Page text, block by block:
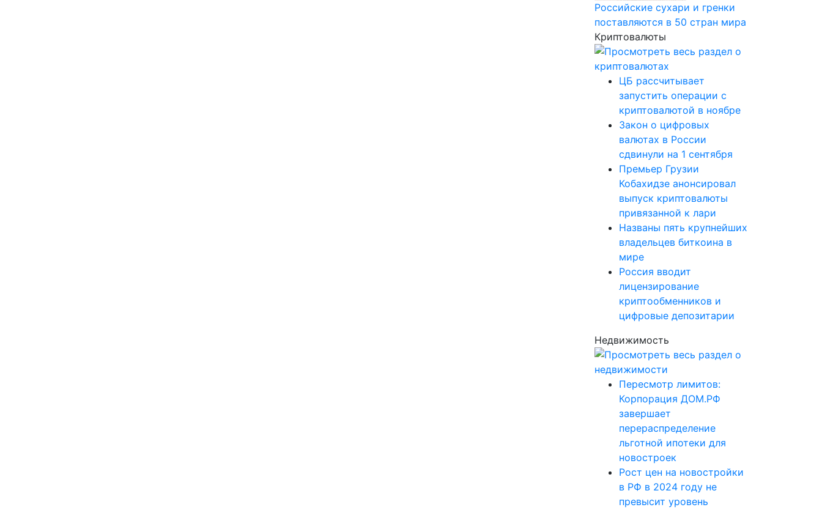
Российские сухари и гренки
поставляются в 50 стран мира
Криптовалюты
ЦБ рассчитывает
запустить операции с
криптовалютой в ноябре
Закон о цифровых
валютах в России
сдвинули на 1 сентября
Премьер Грузии
Кобахидзе анонсировал
выпуск криптовалюты
привязанной к лари
Названы пять крупнейших
владельцев биткоина в
мире
Россия вводит
лицензирование
криптообменников и
цифровые депозитарии
Недвижимость
Пересмотр лимитов:
Корпорация ДОМ.РФ
завершает
перераспределение
льготной ипотеки для
новостроек
Рост цен на новостройки
в РФ в 2024 году не
превысит уровень